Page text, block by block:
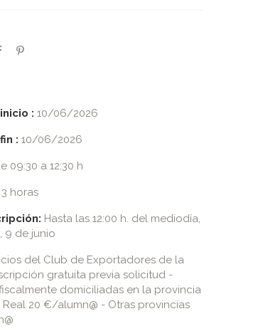
facebookpinterest
: 10/06/2026
: 10/06/2026
09:30 a 12:30 h
3 horas
Hasta las 12:00 h. del mediodía,
9 de junio
del Club de Exportadores de la
gratuita previa solicitud -
domiciliadas en la provincia
20 €/alumn@ - Otras provincias